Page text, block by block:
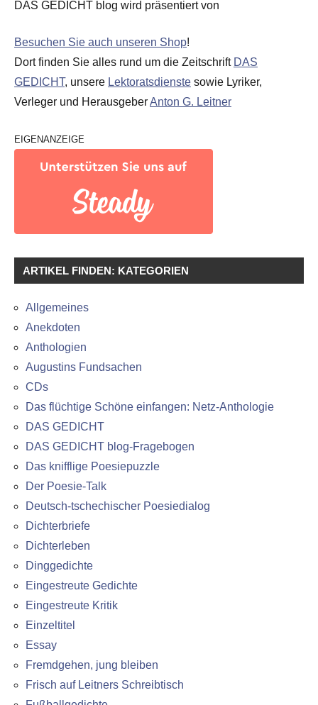
DAS GEDICHT blog wird präsentiert von
Besuchen Sie auch unseren Shop!
Dort finden Sie alles rund um die Zeitschrift DAS
GEDICHT, unsere Lektoratsdienste sowie Lyriker,
Verleger und HerausgeberAnton G. Leitner
EIGENANZEIGE
ARTIKEL FINDEN: KATEGORIEN
Allgemeines
Anekdoten
Anthologien
Augustins Fundsachen
CDs
Das flüchtige Schöne einfangen: Netz-Anthologie
DAS GEDICHT
DAS GEDICHT blog-Fragebogen
Das knifflige Poesiepuzzle
Der Poesie-Talk
Deutsch-tschechischer Poesiedialog
Dichterbriefe
Dichterleben
Dinggedichte
Eingestreute Gedichte
Eingestreute Kritik
Einzeltitel
Essay
Fremdgehen, jung bleiben
Frisch auf Leitners Schreibtisch